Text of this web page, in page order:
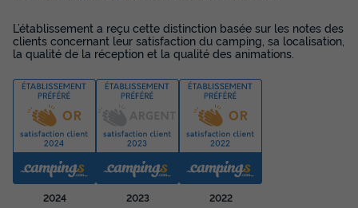
L’établissement a reçu cette distinction basée sur les notes des
clients concernant leur satisfaction du camping, sa localisation,
la qualité de la réception et la qualité des animations.
2024 2023 2022